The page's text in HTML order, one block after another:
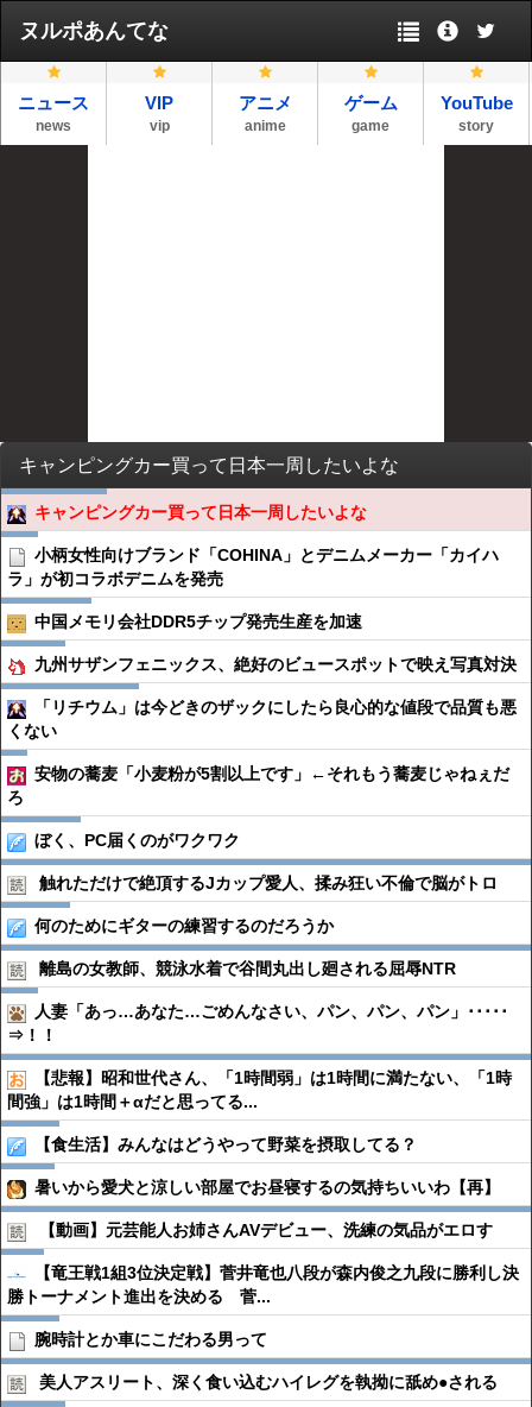
ヌルポあんてな
ニュース
news
VIP
vip
アニメ
anime
ゲーム
game
YouTube
story
キャンピングカー買って日本一周したいよな
キャンピングカー買って日本一周したいよな
小柄女性向けブランド「COHINA」とデニムメーカー「カイハ
ラ」が初コラボデニムを発売
中国メモリ会社DDR5チップ発売生産を加速
九州サザンフェニックス、絶好のビュースポットで映え写真対決
「リチウム」は今どきのザックにしたら良心的な値段で品質も悪
くない
安物の蕎麦「小麦粉が5割以上です」←それもう蕎麦じゃねぇだ
ろ
ぼく、PC届くのがワクワク
触れただけで絶頂するJカップ愛人、揉み狂い不倫で脳がトロ
何のためにギターの練習するのだろうか
離島の女教師、競泳水着で谷間丸出し廻される屈辱NTR
人妻「あっ…あなた…ごめんなさい、パン、パン、パン」･････
⇒！！
【悲報】昭和世代さん、「1時間弱」は1時間に満たない、「1時
間強」は1時間＋αだと思ってる...
【食生活】みんなはどうやって野菜を摂取してる？
暑いから愛犬と涼しい部屋でお昼寝するの気持ちいいわ【再】
【動画】元芸能人お姉さんAVデビュー、洗練の気品がエロす
【竜王戦1組3位決定戦】菅井竜也八段が森内俊之九段に勝利し決
勝トーナメント進出を決める 菅...
腕時計とか車にこだわる男って
美人アスリート、深く食い込むハイレグを執拗に舐め●︎される